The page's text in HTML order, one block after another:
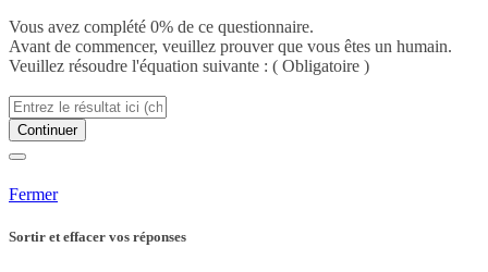
Vous avez complété 0% de ce questionnaire.
Avant de commencer, veuillez prouver que vous êtes un humain.
Veuillez résoudre l'équation suivante : ( Obligatoire )
Continuer
Fermer
Sortir et effacer vos réponses